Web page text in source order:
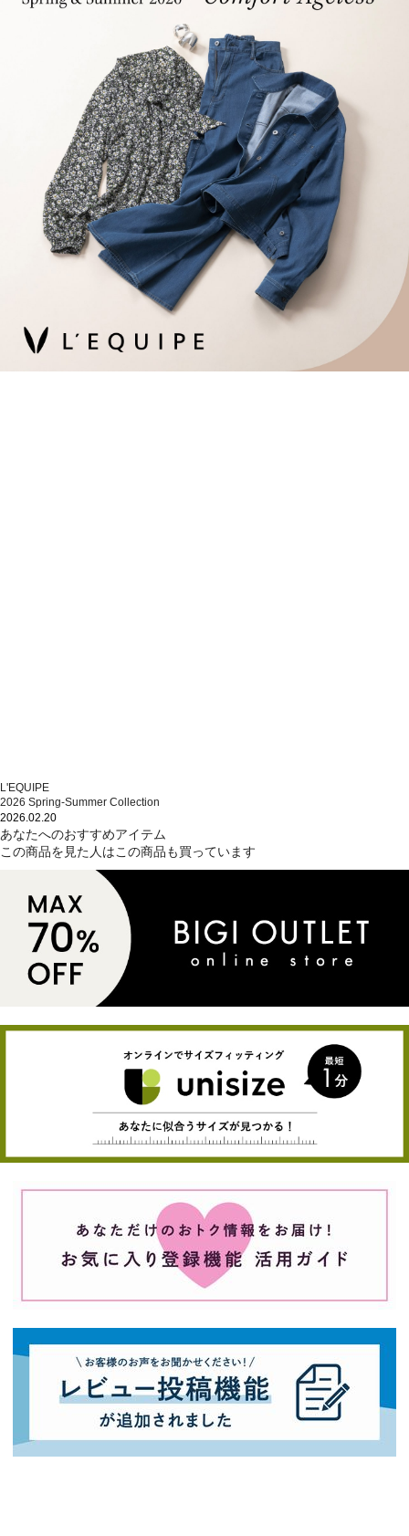
L'EQUIPE
2026 Spring-Summer Collection
2026.02.20
あなたへのおすすめアイテム
この商品を見た人はこの商品も買っています